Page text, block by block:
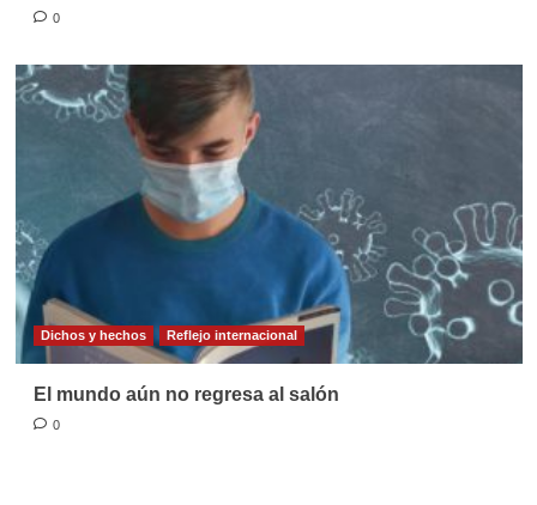
0
Dichos y hechos Reflejo internacional
El mundo aún no regresa al salón
0